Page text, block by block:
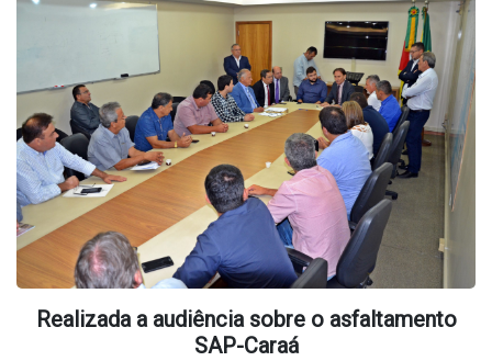
Realizada a audiência sobre o asfaltamento
SAP-Caraá